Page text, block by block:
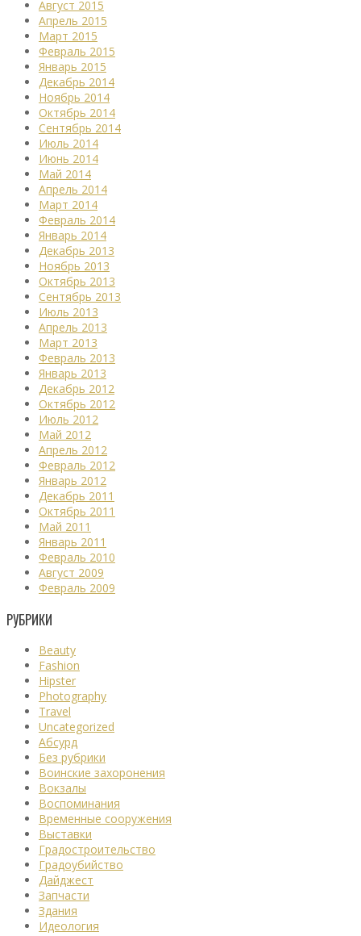
Август 2015
Апрель 2015
Март 2015
Февраль 2015
Январь 2015
Декабрь 2014
Ноябрь 2014
Октябрь 2014
Сентябрь 2014
Июль 2014
Июнь 2014
Май 2014
Апрель 2014
Март 2014
Февраль 2014
Январь 2014
Декабрь 2013
Ноябрь 2013
Октябрь 2013
Сентябрь 2013
Июль 2013
Апрель 2013
Март 2013
Февраль 2013
Январь 2013
Декабрь 2012
Октябрь 2012
Июль 2012
Май 2012
Апрель 2012
Февраль 2012
Январь 2012
Декабрь 2011
Октябрь 2011
Май 2011
Январь 2011
Февраль 2010
Август 2009
Февраль 2009
РУБРИКИ
Beauty
Fashion
Hipster
Photography
Travel
Uncategorized
Абсурд
Без рубрики
Воинские захоронения
Вокзалы
Воспоминания
Временные сооружения
Выставки
Градостроительство
Градоубийство
Дайджест
Запчасти
Здания
Идеология